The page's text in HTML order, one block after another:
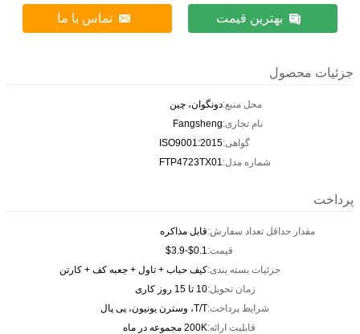
بهترین قیمت تماس با ما
جزئیات محصول
محل منبع:دونگوان، چین
نام تجاری:Fangsheng
گواهی:ISO9001:2015
شماره مدل:FTP4723TX01
پرداخت
مقدار حداقل تعداد سفارش:قابل مذاکره
قیمت:$0.1-$3.9
جزئیات بسته بندی:کیف حباب + تاول + جعبه کف + کارتن
زمان تحویل:10 تا 15 روز کاری
شرایط پرداخت:T/T، وسترن یونیون، پی پال
قابلیت ارائه:200K مجموعه در ماه